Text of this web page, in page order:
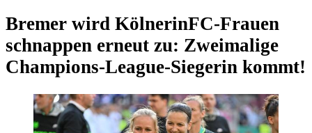
Bremer wird KölnerinFC-Frauen
schnappen erneut zu: Zweimalige
Champions-League-Siegerin kommt!